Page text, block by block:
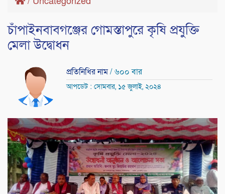
চাঁপাইনবাবগঞ্জের গোমস্তাপুরে কৃষি প্রযুক্তি
মেলা উদ্বোধন
প্রতিনিধির নাম/ ৬০০ বার
আপডেট : সোমবার, ১৫ জুলাই, ২০২৪